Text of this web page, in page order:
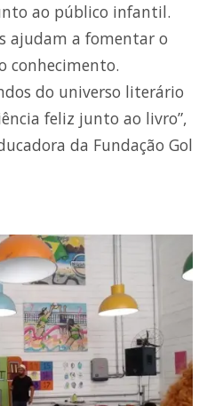
ao público infantil.
ajudam a fomentar o
conhecimento.
do universo literário
feliz junto ao livro”,
da Fundação Gol